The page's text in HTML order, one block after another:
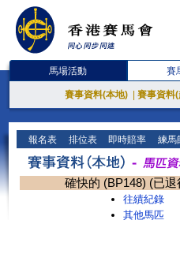
馬場活動 賽
賽事資料(本地) 賽事資料
報名表 排位表 即時賠率 練馬
確快的 (BP148) (已退
往績紀錄
其他馬匹